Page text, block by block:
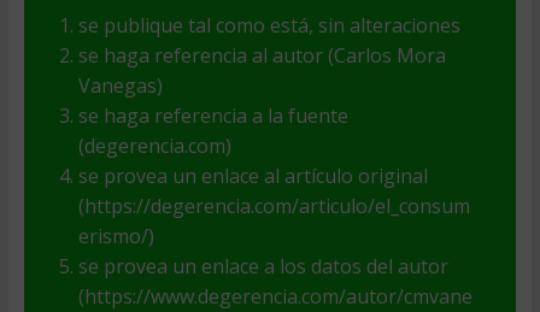
se publique tal como está, sin alteraciones
se haga referencia al autor (Carlos Mora
Vanegas)
se haga referencia a la fuente
(degerencia.com)
se provea un enlace al artículo original
(https://degerencia.com/articulo/el_consum
erismo/)
se provea un enlace a los datos del autor
(https://www.degerencia.com/autor/cmvane